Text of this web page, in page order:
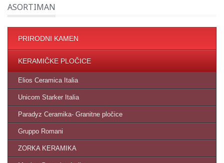
ASORTIMAN
PRIRODNI KAMEN
KERAMIČKE PLOČICE
Elios Ceramica Italia
Unicom Starker Italia
Paradyz Ceramika- Granitne pločice
Gruppo Romani
ZORKA KERAMIKA